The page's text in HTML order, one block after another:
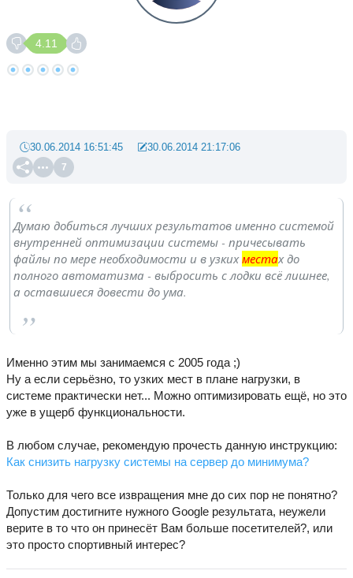
4.11
7
30.06.2014 16:51:45 30.06.2014 21:17:06
Думаю добиться лучших результатов именно системой
внутренней оптимизации системы - причесывать
файлы по мере необходимости и в узкихместах до
полного автоматизма - выбросить с лодки всё лишнее,
а оставшиеся довести до ума.
Именно этим мы занимаемся с 2005 года ;)
Ну а если серьёзно, то узких мест в плане нагрузки, в
системе практически нет... Можно оптимизировать ещё, но это
уже в ущерб функциональности.
В любом случае, рекомендую прочесть данную инструкцию:
Как снизить нагрузку системы на сервер до минимума?
Только для чего все извращения мне до сих пор не понятно?
Допустим достигните нужного Google результата, неужели
верите в то что он принесёт Вам больше посетителей?, или
это просто спортивный интерес?